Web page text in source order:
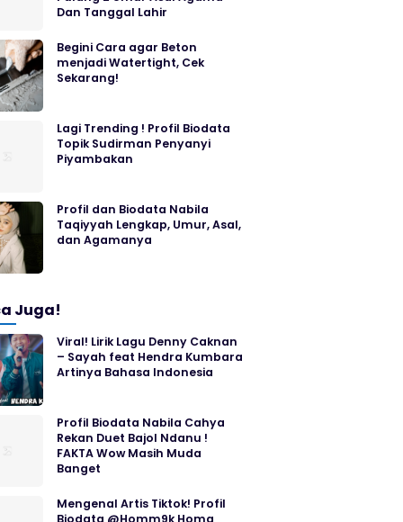
Dan Tanggal Lahir
Begini Cara agar Beton
menjadi Watertight, Cek
Sekarang!
Lagi Trending ! Profil Biodata
Topik Sudirman Penyanyi
Piyambakan
Profil dan Biodata Nabila
Taqiyyah Lengkap, Umur, Asal,
dan Agamanya
Juga!
Viral! Lirik Lagu Denny Caknan
– Sayah feat Hendra Kumbara
Artinya Bahasa Indonesia
Profil Biodata Nabila Cahya
Rekan Duet Bajol Ndanu !
FAKTA Wow Masih Muda
Banget
Mengenal Artis Tiktok! Profil
Biodata @Homm9k Homa